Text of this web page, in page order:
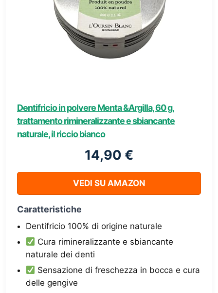
Dentifricio in polvere Menta &Argilla, 60 g,
trattamento rimineralizzante e sbiancante
naturale, il riccio bianco
14,90 €
VEDI SU AMAZON
Caratteristiche
Dentifricio 100% di origine naturale
Cura rimineralizzante e sbiancante
naturale dei denti
Sensazione di freschezza in bocca e cura
delle gengive